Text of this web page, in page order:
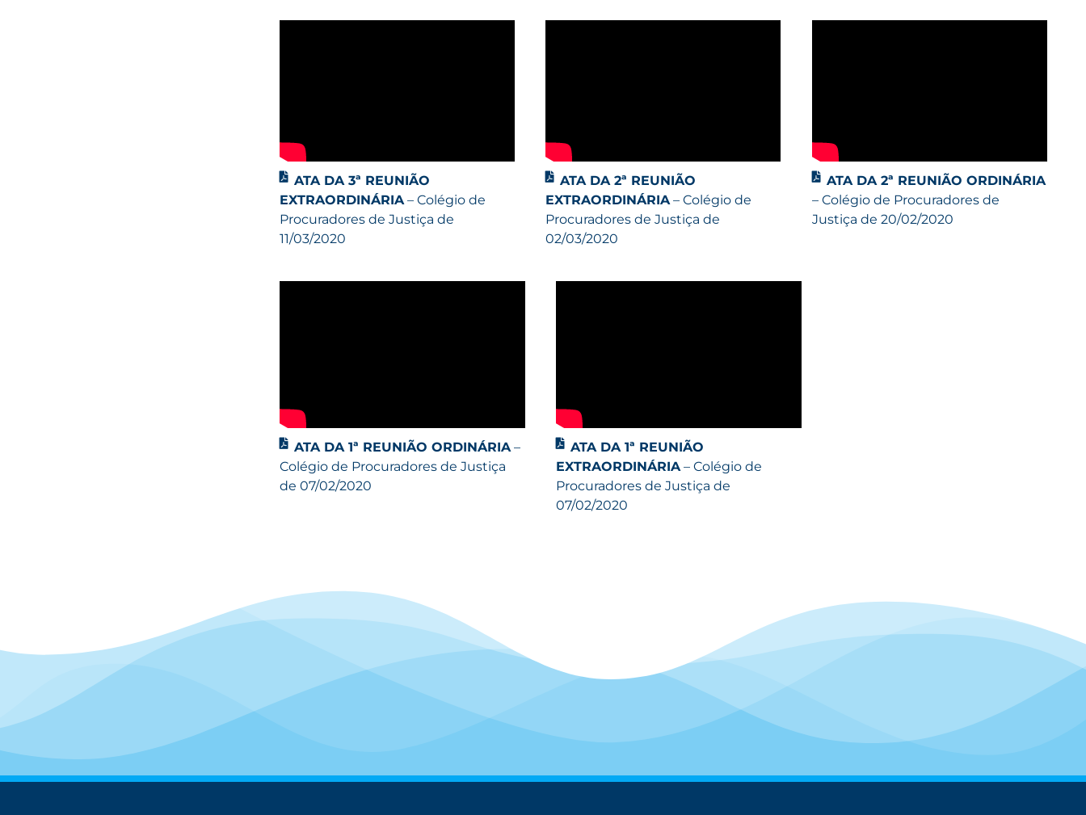
ATA DA 3ª REUNIÃO
EXTRAORDINÁRIA– Colégio de
Procuradores de Justiça de
11/03/2020
ATA DA 2ª REUNIÃO
EXTRAORDINÁRIA– Colégio de
Procuradores de Justiça de
02/03/2020
ATA DA 2ª REUNIÃO ORDINÁRIA
– Colégio de Procuradores de
Justiça de 20/02/2020
ATA DA 1ª REUNIÃO ORDINÁRIA–
Colégio de Procuradores de Justiça
de 07/02/2020
ATA DA 1ª REUNIÃO
EXTRAORDINÁRIA– Colégio de
Procuradores de Justiça de
07/02/2020